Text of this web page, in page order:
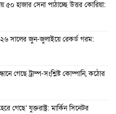
৫০ হাজার সেনা পাঠাচ্ছে উত্তর কোরিয়া:
সালের জুন-জুলাইয়ে রেকর্ড গরম:
গেছে ট্রাম্প-সংশ্লিষ্ট কোম্পানি, কঠোর
গেছে’ যুক্তরাষ্ট্র: মার্কিন সিনেটর